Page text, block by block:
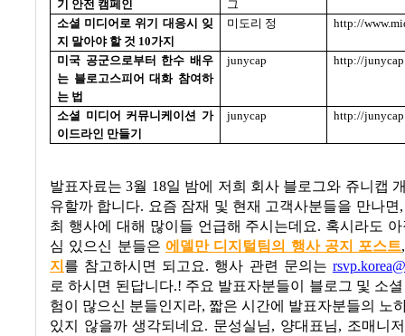
기 안전 캠페인
그
소셜 미디어로 위기 대응시 잊
지 말아야 할 것 10가지
미도리 정 http://
미국 공군으로부터 한수 배우
는 블로고스피어 대화 참여하
는 법
junycap http://
소셜 미디어 커뮤니케이션 가
이드라인 만들기
junycap http://
발표자료는 3월 18일 밤에 저희 회사 블로그와 쥬니캡
유할까 합니다. 요즘 잠재 및 현재 고객사분들을 만나면
최 행사에 대해 많이들 언급해 주시는데요. 혹시라도
심 있으신 분들은 에델만 디지털팀의 행사 공지 포스트
지 를 참고하시면 되고요. 행사 관련 문의는
로 하시면 된답니다.! 주요 발표자분들이 블로그 및 소
험이 많으신 분들인지라, 짧은 시간에 발표자분들의 노
있지 않을까 생각되네요. 문성실님, 양대표님, 조매니